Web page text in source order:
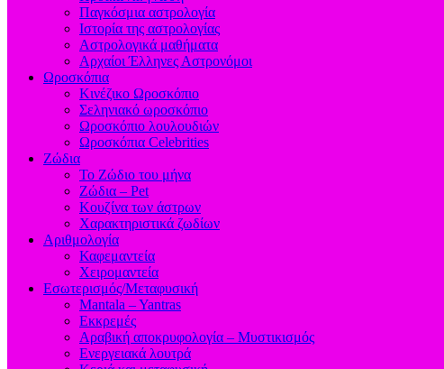
Παγκόσμια αστρολογία
Ιστορία της αστρολογίας
Aστρολογικά μαθήματα
Aρχαίοι Έλληνες Αστρονόμοι
Ωροσκόπια
Κινέζικο Ωροσκόπιο
Σεληνιακό ωροσκόπιο
Ωροσκόπιο λουλουδιών
Ωροσκόπια Celebrities
Ζώδια
Το Ζώδιο του μήνα
Ζώδια – Pet
Κουζίνα των άστρων
Χαρακτηριστικά ζωδίων
Αριθμολογία
Καφεμαντεία
Χειρομαντεία
Εσωτερισμός/Μεταφυσική
Mantala – Yantras
Εκκρεμές
Αραβική αποκρυφολογία – Μυστικισμός
Ενεργειακά λουτρά